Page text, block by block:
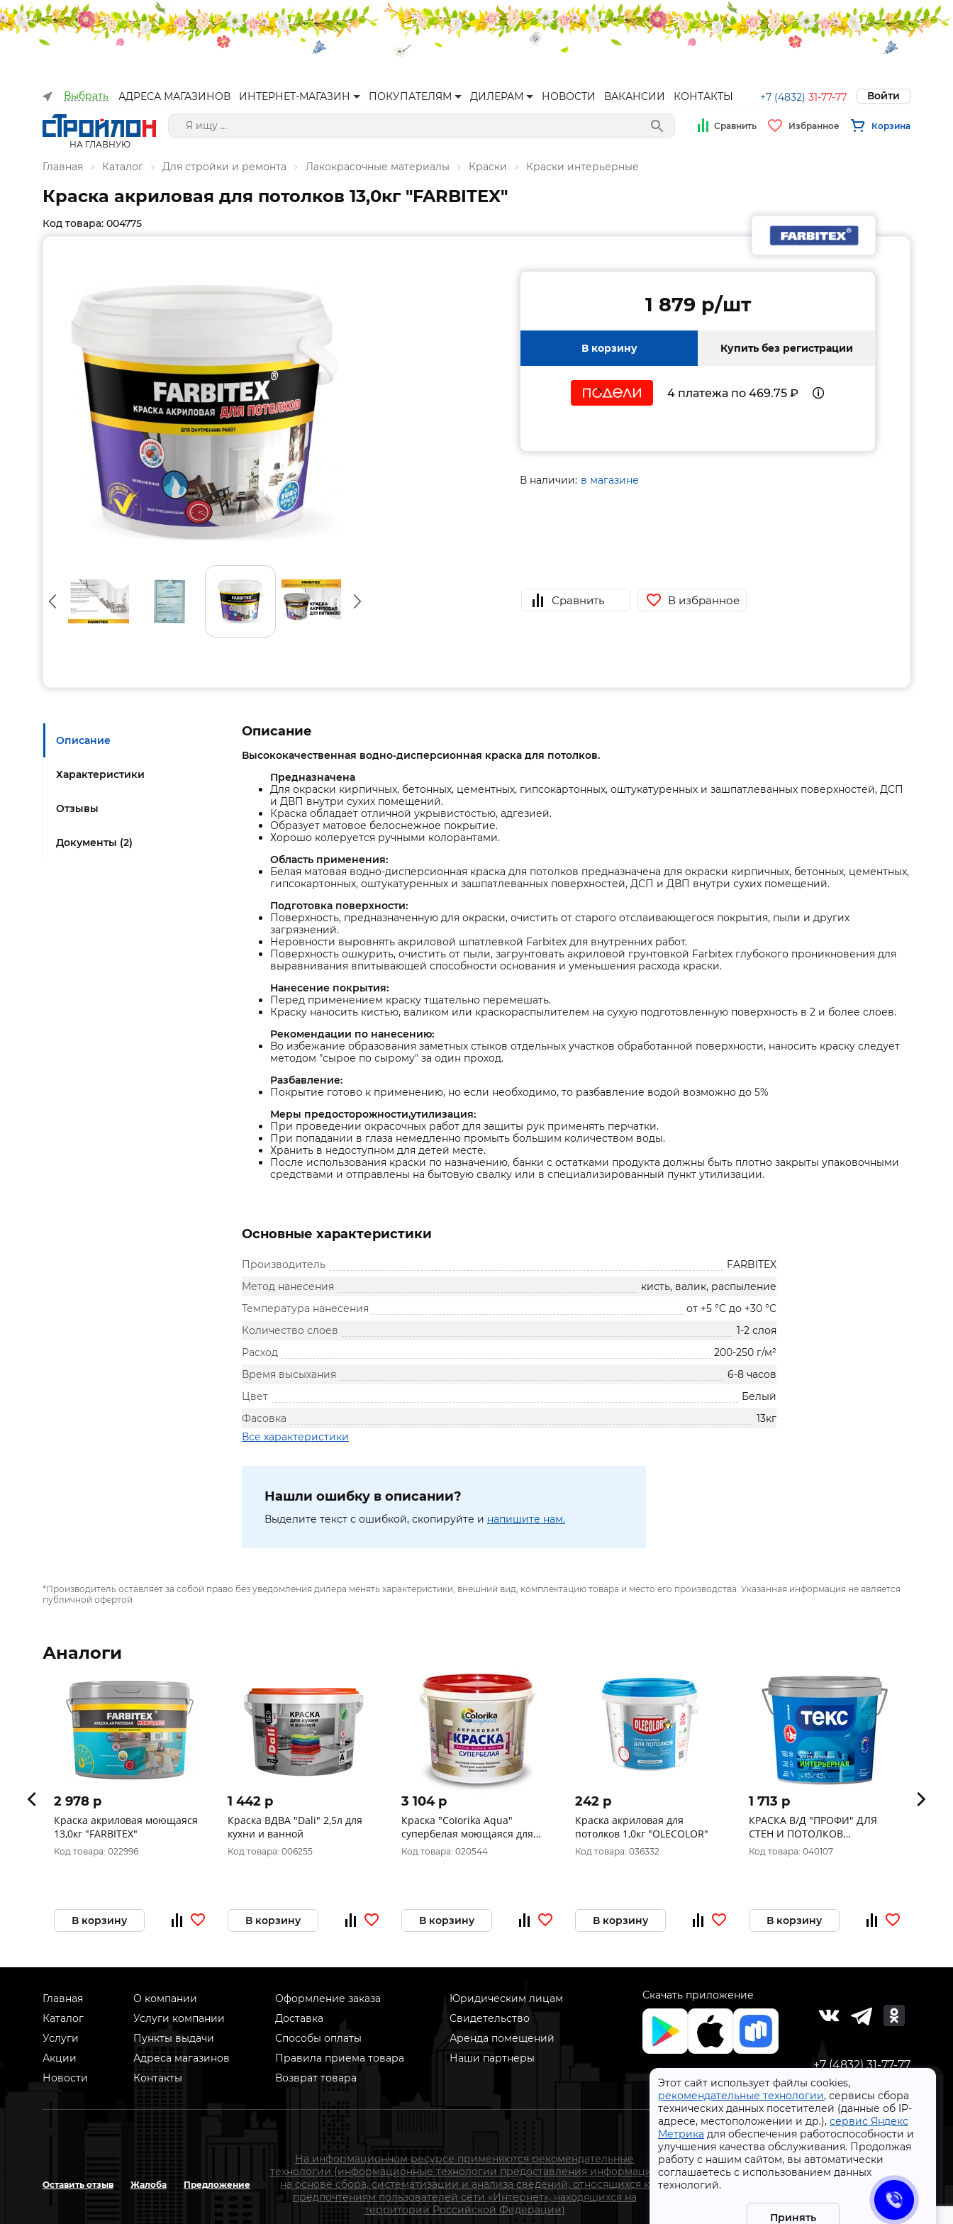
Выбрать АДРЕСА МАГАЗИНОВ ИНТЕРНЕТ-МАГАЗИН ПОКУПАТЕЛЯМ ДИЛЕРАМ НОВОСТИ ВАКАНСИИ КОНТАКТЫ +7 (4832) 31-77-77 Войти
НА ГЛАВНУЮ
Сравнить Избранное Корзина
Главная Каталог Для стройки и ремонта Лакокрасочные материалы Краски Краски интерьерные
Этот сайт использует файлы cookies,
рекомендательные технологии, сервисы сбора
технических данных посетителей (данные об IP-
адресе, местоположении и др.), сервис Яндекс
Метрика для обеспечения работоспособности и
улучшения качества обслуживания. Продолжая
работу с нашим сайтом, вы автоматически
соглашаетесь с использованием данных
технологий.
Принять
Краска акриловая для потолков 13,0кг "FARBITEX"
Код товара: 004775
1 879 p/шт
В корзину Купить без регистрации
4 платежа по 469.75 ₽
В наличии: в магазине
Сравнить В избранное
Описание
Характеристики
Отзывы
Документы (2)
Описание
Высококачественная водно-дисперсионная краска для потолков.
Предназначена
Для окраски кирпичных, бетонных, цементных, гипсокартонных, оштукатуренных и зашпатлеванных поверхностей, ДСП
и ДВП внутри сухих помещений.
Краска обладает отличной укрывистостью, адгезией.
Образует матовое белоснежное покрытие.
Хорошо колеруется ручными колорантами.
Область применения:
Белая матовая водно-дисперсионная краска для потолков предназначена для окраски кирпичных, бетонных, цементных,
гипсокартонных, оштукатуренных и зашпатлеванных поверхностей, ДСП и ДВП внутри сухих помещений.
Подготовка поверхности:
Поверхность, предназначенную для окраски, очистить от старого отслаивающегося покрытия, пыли и других
загрязнений.
Неровности выровнять акриловой шпатлевкой Farbitex для внутренних работ.
Поверхность ошкурить, очистить от пыли, загрунтовать акриловой грунтовкой Farbitex глубокого проникновения для
выравнивания впитывающей способности основания и уменьшения расхода краски.
Нанесение покрытия:
Перед применением краску тщательно перемешать.
Краску наносить кистью, валиком или краскораспылителем на сухую подготовленную поверхность в 2 и более слоев.
Рекомендации по нанесению:
Во избежание образования заметных стыков отдельных участков обработанной поверхности, наносить краску следует
методом "сырое по сырому" за один проход.
Разбавление:
Покрытие готово к применению, но если необходимо, то разбавление водой возможно до 5%
Меры предосторожности,утилизация:
При проведении окрасочных работ для защиты рук применять перчатки.
При попадании в глаза немедленно промыть большим количеством воды.
Хранить в недоступном для детей месте.
После использования краски по назначению, банки с остатками продукта должны быть плотно закрыты упаковочными
средствами и отправлены на бытовую свалку или в специализированный пункт утилизации.
Основные характеристики
Производитель
FARBITEX
Метод нанесения
кисть, валик, распыление
Температура нанесения
от +5 °C до +30 °С
Количество слоев
1-2 слоя
Расход
200-250 г/м²
Время высыхания
6-8 часов
Цвет
Белый
Фасовка
13кг
Все характеристики
Нашли ошибку в описании?
Выделите текст с ошибкой, скопируйте и напишите нам.
*Производитель оставляет за собой право без уведомления дилера менять характеристики, внешний вид, комплектацию товара и место его производства. Указанная информация не является
публичной офертой
Аналоги
2 978 p
Краска акриловая моющаяся
13,0кг "FARBITEX"
Код товара: 022996
В корзину
1 442 p
Краска ВДВА "Dаli" 2,5л для
кухни и ванной
Код товара: 006255
В корзину
3 104 p
Краска "CoIorika Aqua"
супербелая моющаяся для
внутренних работ 14кг
Код товара: 020544
В корзину
242 p
Краска акриловая для
потолков 1,0кг "OLECOLOR"
Код товара: 036332
В корзину
1 713 p
КРАСКА В/Д "ПРОФИ" ДЛЯ
СТЕН И ПОТОЛКОВ
ИНТЕРЬЕРНАЯ БАЗА А 4,5 Л (1)
ТЕКС
Код товара: 040107
В корзину
1
Главная
Каталог
Услуги
Акции
Новости
О компании
Услуги компании
Пункты выдачи
Адреса магазинов
Контакты
Оформление заказа
Доставка
Способы оплаты
Правила приема товара
Возврат товара
Юридическим лицам
Свидетельство
Аренда помещений
Наши партнеры
Скачать приложение
+7 (4832) 31-77-77
Оставить отзыв Жалоба Предложение
На информационном ресурсе применяются рекомендательные
технологии (информационные технологии предоставления информации
на основе сбора, систематизации и анализа сведений, относящихся к
предпочтениям пользователей сети «Интернет», находящихся на
территории Российской Федерации)
СтройлоН 1998-2026 г.
Публичная оферта
Обработка персональных данных
Политика конфиденциальности сервисов Яндекс